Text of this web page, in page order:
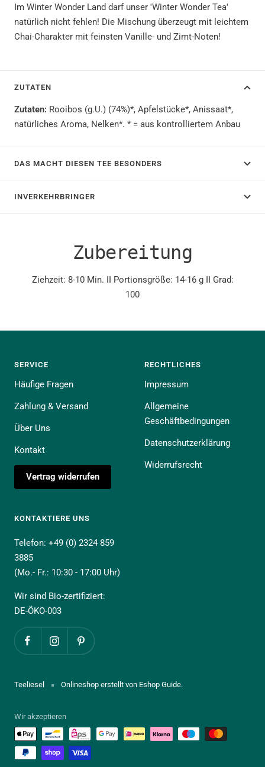
Im Winter Wonder Land darf unser 'Winter Wonder Tea'
natürlich nicht fehlen! Die Mischung überzeugt mit leichtem
Chai-Charakter mit feinsten Vanille- und Zimt-Noten!
ZUTATEN
Zutaten: Rooibos (g.U.) (74%)*, Apfelstücke*, Anissaat*,
natürliches Aroma, Nelken*. * = aus kontrolliertem Anbau
DAS MACHT DIESEN TEE BESONDERS
INVERKEHRBRINGER
Zubereitung
Ziehzeit: 8-10 Min. II Portionsgröße: 14-16 g II Grad:
100
SERVICE
Häufige Fragen
Zahlung & Versand
Über Uns
Kontakt
Vertrag widerrufen
RECHTLICHES
Impressum
Allgemeine
Geschäftbedingungen
Datenschutzerklärung
Widerrufsrecht
KONTAKTIERE UNS
Telefon: +49 (0) 2324 859
3885
(Mo.- Fr.: 10:30 - 17:00 Uhr)
Wir sind Bio-zertifiziert:
DE-ÖKO-003
Teeliesel Onlineshop erstellt von Eshop Guide.
Wir akzeptieren